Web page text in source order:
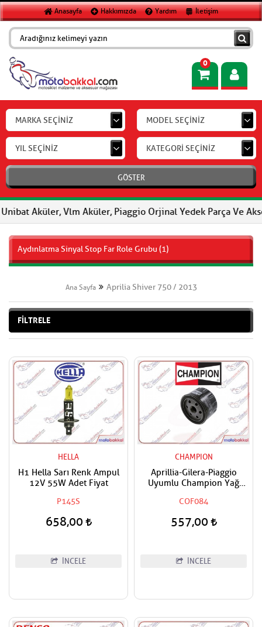
Anasayfa Hakkımızda Yardım İletişim
0
MARKA SEÇİNİZ MODEL SEÇİNİZ
YIL SEÇİNİZ KATEGORİ SEÇİNİZ
GÖSTER
Aküler, Vlm Aküler, Piaggio Orjinal Yedek Parça Ve
Aydınlatma Sinyal Stop Far Role Grubu (1)
Ana Sayfa Aprilia Shiver 750 / 2013
FİLTRELE
HELLA
H1 Hella Sarı Renk Ampul
12V 55W Adet Fiyat
P145S
658,00
İNCELE
CHAMPION
Aprillia-Gilera-Piaggio
Uyumlu Champion Yağ
COF084
557,00
İNCELE